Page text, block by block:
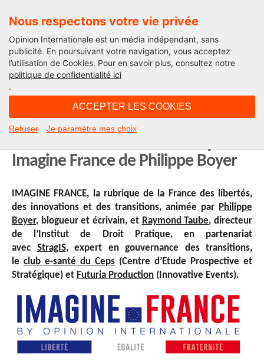
Nous respectons votre vie privée
Opinion Internationale est un média indépendant, sans
publicité. En poursuivant votre navigation, vous acceptez
l’utilisation de Cookies. Pour en savoir plus, consultez notre
politique de confidentialité ici
.
ACCEPTER LES COOKIES
Refuser Je paramètre mes choix
International
Si tu ne viens pas aux GAFAM, les
Imagine France de Philippe Boyer
IMAGINE FRANCE, la rubrique de la France des libertés,
des innovations et des transitions, animée par Philippe
Boyer, blogueur et écrivain, et Raymond Taube, directeur
de l’Institut de Droit Pratique, en partenariat
avec StragIS, expert en gouvernance des transitions,
le club e-santé du Ceps (Centre d’Etude Prospective et
Stratégique) et Futuria Production (Innovative Events).